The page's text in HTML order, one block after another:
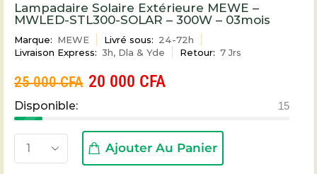
Lampadaire Solaire Extérieure MEWE –
MWLED-STL300-SOLAR – 300W – 03mois
Marque: MEWE Livré sous: 24-72h
Livraison Express: 3h, Dla & Yde Retour: 7 Jrs
25 000CFA 20 000 CFA
Disponible: 15
Ajouter Au Panier